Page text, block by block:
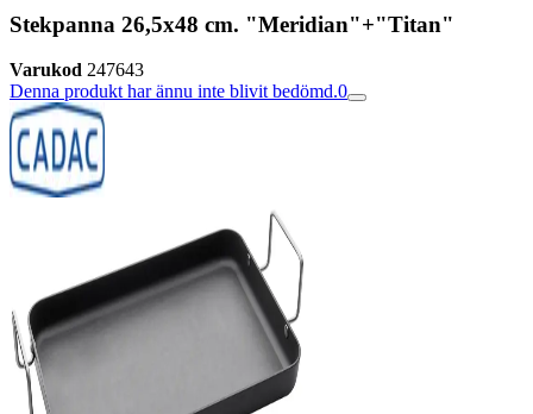
Stekpanna 26,5x48 cm. "Meridian"+"Titan"
Varukod 247643
Denna produkt har ännu inte blivit bedömd.0